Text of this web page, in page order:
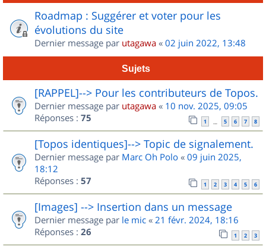
Roadmap : Suggérer et voter pour les
évolutions du site
Dernier message par utagawa « 02 juin 2022, 13:48
Sujets
[RAPPEL]--> Pour les contributeurs de Topos.
Dernier message par utagawa « 10 nov. 2025, 09:05
Réponses : 75 1 … 5 6 7 8
[Topos identiques]--> Topic de signalement.
Dernier message par Marc Oh Polo « 09 juin 2025,
18:12
Réponses : 57 1 2 3 4 5 6
[Images] --> Insertion dans un message
Dernier message par le mic « 21 févr. 2024, 18:16
Réponses : 26 1 2 3